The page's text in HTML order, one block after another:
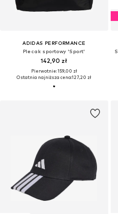
ADIDAS PERFORMANCE
Plecak sportowy 'Sport'
142,90 zł
Pierwotnie: 159,00 zł
Ostatnia najniższa cena:127,20 zł